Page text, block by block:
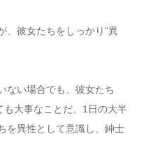
、彼女たちをしっかり“異
ない場合でも、彼女たち
も大事なことだ。1日の大半
を異性として意識し、紳士